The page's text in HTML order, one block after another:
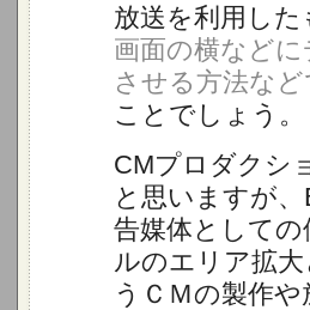
放送を利用した
画面の横など
させる方法など
ことでしょう。
CMプロダクシ
と思いますが
告媒体として
ルのエリア拡
うＣＭの製作